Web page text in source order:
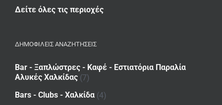
Δείτε όλες τις περιοχές
ΔΗΜΟΦΙΛΕΙΣ ΑΝΑΖΗΤΗΣΕΙΣ
Bar - Ξαπλώστρες - Καφέ - Εστιατόρια Παραλία
Αλυκές Χαλκίδας (7)
Bars - Clubs - Χαλκίδα (4)